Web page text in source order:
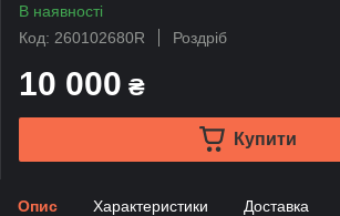
В наявності
Код: 260102680R
Роздріб
10 000 ₴
Купити
Опис Характеристики Доставка